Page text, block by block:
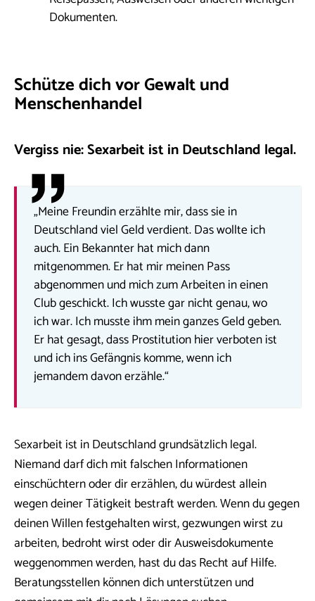
Dokumenten.
Schütze dich vor Gewalt und
Menschenhandel
Vergiss nie: Sexarbeit ist in Deutschland legal.
„Meine Freundin erzählte mir, dass sie in
Deutschland viel Geld verdient. Das wollte ich
auch. Ein Bekannter hat mich dann
mitgenommen. Er hat mir meinen Pass
abgenommen und mich zum Arbeiten in einen
Club geschickt. Ich wusste gar nicht genau, wo
ich war. Ich musste ihm mein ganzes Geld geben.
Er hat gesagt, dass Prostitution hier verboten ist
und ich ins Gefängnis komme, wenn ich
jemandem davon erzähle.“
Sexarbeit ist in Deutschland grundsätzlich legal.
Niemand darf dich mit falschen Informationen
einschüchtern oder dir erzählen, du würdest allein
wegen deiner Tätigkeit bestraft werden. Wenn du gegen
deinen Willen festgehalten wirst, gezwungen wirst zu
arbeiten, bedroht wirst oder dir Ausweisdokumente
weggenommen werden, hast du das Recht auf Hilfe.
Beratungsstellen können dich unterstützen und